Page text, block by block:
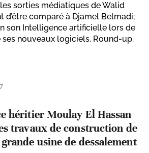
sorties médiatiques de Walid
d’être comparé à Djamel Belmadi;
son Intelligence artificielle lors de
nouveaux logiciels. Round-up.
héritier Moulay El Hassan
travaux de construction de
usine de dessalement